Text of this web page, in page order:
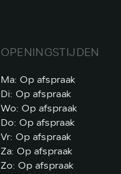
OPENINGSTIJDEN
Ma: Op afspraak
Di: Op afspraak
Wo: Op afspraak
Do: Op afspraak
Vr: Op afspraak
Za: Op afspraak
Zo: Op afspraak